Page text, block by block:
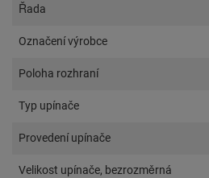
Řada
Označení výrobce
Poloha rozhraní
Typ upínače
Provedení upínače
Velikost upínače, bezrozměrná